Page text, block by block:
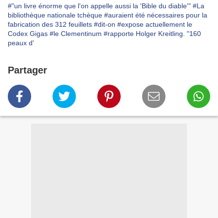
#"un livre énorme que l'on appelle aussi la 'Bible du diable'" #La
bibliothèque nationale tchèque #auraient été nécessaires pour la
fabrication des 312 feuillets #dit-on #expose actuellement le
Codex Gigas #le Clementinum #rapporte Holger Kreitling. "160
peaux d'
Partager